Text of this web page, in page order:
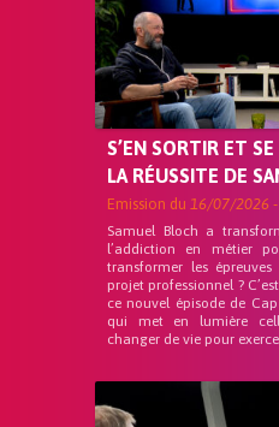
S’EN SORTIR ET
LA RÉUSSITE DE
Emission du 16/07/2026
Samuel Bloch a
l’addiction en métier
transformer les
projet professionnel ?
ce nouvel épisode de
qui met en lumière
changer de vie pour